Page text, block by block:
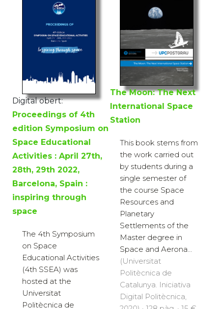
Digital obert:
Proceedings of 4th
edition Symposium on
Space Educational
Activities : April 27th,
28th, 29th 2022,
Barcelona, Spain :
inspiring through
space
The 4th Symposium
on Space
Educational Activities
(4th SSEA) was
hosted at the
Universitat
Politècnica de
The Moon: The Next
International Space
Station
This book stems from
the work carried out
by students during a
single semester of
the course Space
Resources and
Planetary
Settlements of the
Master degree in
Space and Aerona...
(Universitat
Politècnica de
Catalunya. Iniciativa
Digital Politècnica,